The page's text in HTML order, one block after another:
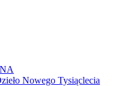
Nowego Tysiąclecia